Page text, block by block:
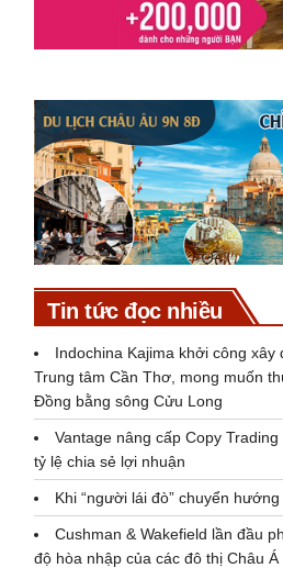
Tin tức đọc nhiều
Indochina Kajima khởi công xây
Trung tâm Cần Thơ, mong muốn
Đồng bằng sông Cửu Long
Vantage nâng cấp Copy
tỷ lệ chia sẻ lợi nhuận
Khi “người lái đò” chuyển
Cushman & Wakefield lần đầu
độ hòa nhập của các đô thị Châu